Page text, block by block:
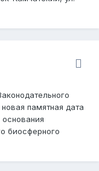
памятная дата
биосферного